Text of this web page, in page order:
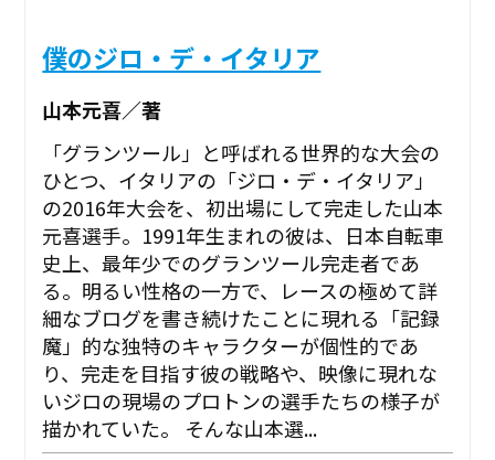
僕のジロ・デ・イタリア
山本元喜／著
「グランツール」と呼ばれる世界的な大会の
ひとつ、イタリアの「ジロ・デ・イタリア」
の2016年大会を、初出場にして完走した山本
元喜選手。1991年生まれの彼は、日本自転車
史上、最年少でのグランツール完走者であ
る。明るい性格の一方で、レースの極めて詳
細なブログを書き続けたことに現れる「記録
魔」的な独特のキャラクターが個性的であ
り、完走を目指す彼の戦略や、映像に現れな
いジロの現場のプロトンの選手たちの様子が
描かれていた。 そんな山本選...